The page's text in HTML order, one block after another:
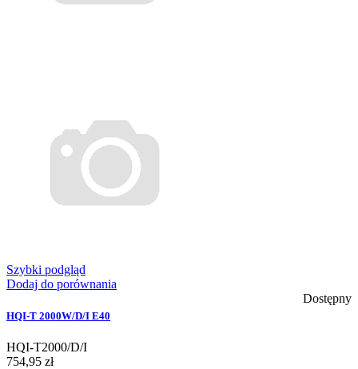
Szybki podgląd
Dodaj do porównania
Dostępny
HQI-T 2000W/D/I E40
HQI-T2000/D/I
754,95 zł